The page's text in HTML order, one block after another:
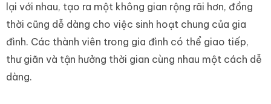
lại với nhau, tạo ra một không gian rộng rãi hơn, đồng
thời cũng dễ dàng cho việc sinh hoạt chung của gia
đình. Các thành viên trong gia đình có thể giao tiếp,
thư giãn và tận hưởng thời gian cùng nhau một cách dễ
dàng.